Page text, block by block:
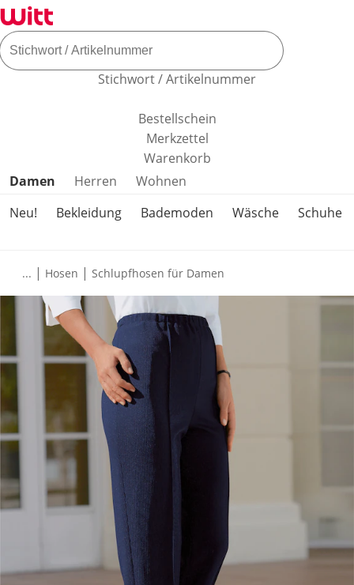
Stichwort / Artikelnummer
Bestellschein
Merkzettel
Warenkorb
Produktkategorien überspringen
Damen Herren
Wohnen
Neu!
Bekleidung Bademoden Wäsche Schuhe
... | Hosen | Schlupfhosen für Damen